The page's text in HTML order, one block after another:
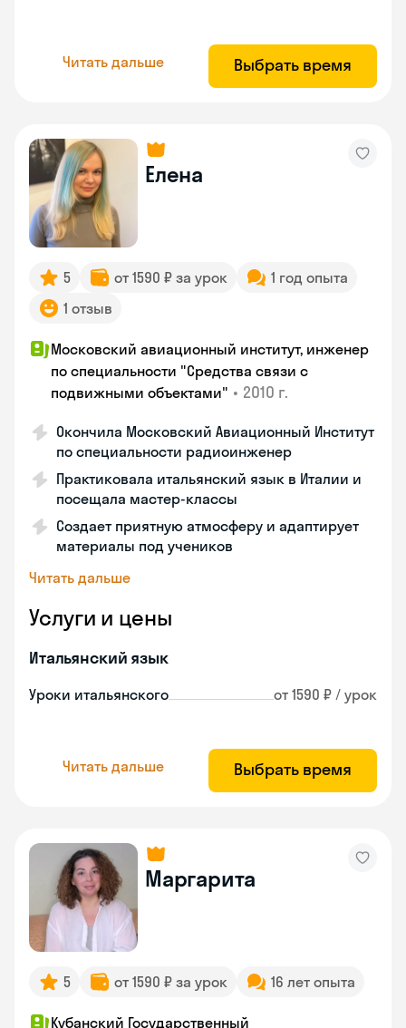
Читать дальше Выбрать время
Елена
5 от 1590 ₽ за урок
1 год опыта
1 отзыв
Московский авиационный институт, инженер
по специальности "Средства связи с
подвижными объектами" • 2010 г.
Окончила Московский Авиационный Институт
по специальности радиоинженер
Практиковала итальянский язык в Италии и
посещала мастер-классы
Создает приятную атмосферу и адаптирует
материалы под учеников
Читать дальше
Услуги и цены
Итальянский язык
Уроки итальянского от 1590 ₽ / урок
Читать дальше Выбрать время
Маргарита
5 от 1590 ₽ за урок 16 лет опыта
Кубанский Государственный